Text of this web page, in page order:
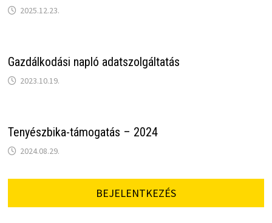
2025.12.23.
Gazdálkodási napló adatszolgáltatás
2023.10.19.
Tenyészbika-támogatás – 2024
2024.08.29.
BEJELENTKEZÉS